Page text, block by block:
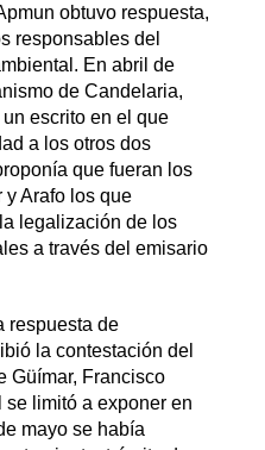
obtuvo respuesta,
responsables del
En abril de
de Candelaria,
escrito en el que
a los otros dos
que fueran los
y Arafo los que
legalización de los
a través del emisario
respuesta de
la contestación del
Güímar, Francisco
limitó a exponer en
mayo se había